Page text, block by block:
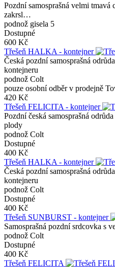
Pozdní samosprašná velmi
zakrsl…
podnož gisela 5
Dostupné
600 Kč
Třešeň HALKA - kontejner
Česká pozdní samosprašná
kontejneru
podnož Colt
pouze osobní odběr v prodejně
420 Kč
Třešeň FELICITA - kontejner
Pozdní česká samosprašná
plody
podnož Colt
Dostupné
400 Kč
Třešeň HALKA - kontejner
Česká pozdní samosprašná
kontejneru
podnož Colt
Dostupné
400 Kč
Třešeň SUNBURST - kontejner
Samosprašná pozdní srdcovka s
podnož Colt
Dostupné
400 Kč
Třešeň FELICITA